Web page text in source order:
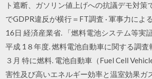
ト遮断、ガソリン値上げへの抗議デモ対策
でGDPR違反が横行＝FT調査 · 軍事力によ
16日 経済産業省. 「燃料電池システム等実
平成 1８年度. 燃料電池自動車に関する調査
３月 特に燃料. 電池自動車（Fuel Cell
害性及び高いエネルギー効率と温室効果ガ